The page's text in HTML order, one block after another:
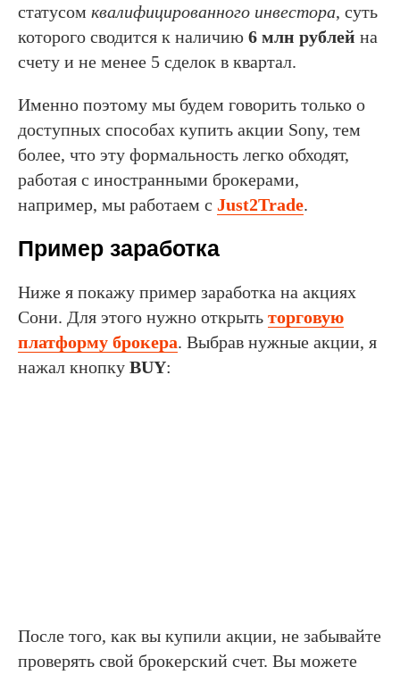
статусом квалифицированного инвестора, суть
которого сводится к наличию 6 млн рублей на
счету и не менее 5 сделок в квартал.
Именно поэтому мы будем говорить только о
доступных способах купить акции Sony, тем
более, что эту формальность легко обходят,
работая с иностранными брокерами,
например, мы работаем с Just2Trade.
Пример заработка
Ниже я покажу пример заработка на акциях
Сони. Для этого нужно открыть торговую
платформу брокера. Выбрав нужные акции, я
нажал кнопку BUY:
После того, как вы купили акции, не забывайте
проверять свой брокерский счет. Вы можете